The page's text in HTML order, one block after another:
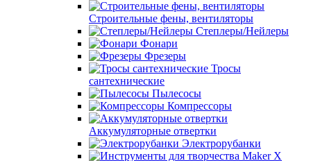
Строительные фены, вентиляторы
Степлеры/Нейлеры
Фонари
Фрезеры
Тросы
сантехнические
Пылесосы
Компрессоры
Аккумуляторные отвертки
Электрорубанки